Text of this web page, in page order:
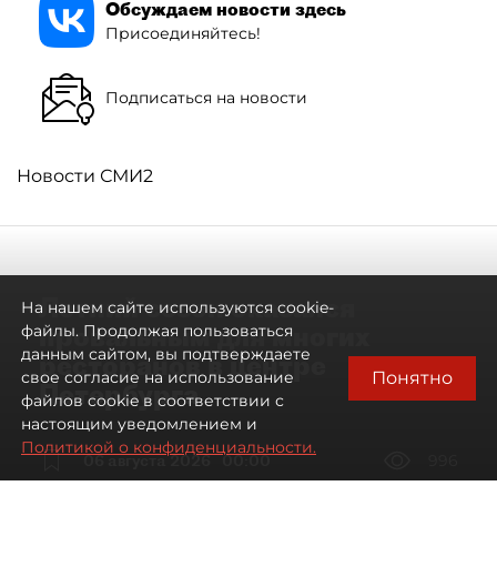
Обсуждаем новости здесь
Присоединяйтесь!
Подписаться на новости
Новости СМИ2
Летний сезон оказался
провальным для многих
ресторанов в центре
Петербурга
06 августа 2026 00:00
На нашем сайте используются cookie-
файлы. Продолжая пользоваться
данным сайтом, вы подтверждаете
свое согласие на использование
файлов cookie в соответствии с
настоящим уведомлением и
Политикой о конфиденциальности.
Понятно